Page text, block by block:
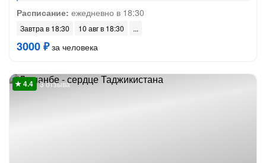
Расписание: ежедневно в 18:30
Завтра в 18:30 10 авг в 18:30
3000 ₽за человека
3 отзыва